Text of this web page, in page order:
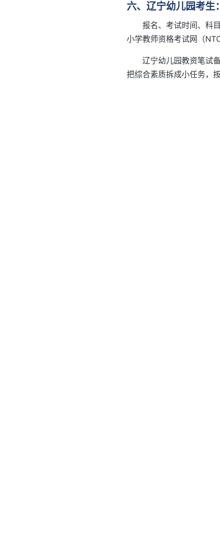
六、辽宁幼儿园考生
报名、考试时间、科
小学教师资格考试网（
辽宁幼儿园教资笔试
把综合素质拆成小任务，